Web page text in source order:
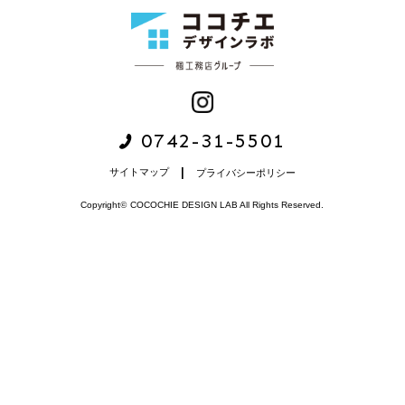
0742-31-5501
サイトマップ プライバシーポリシー
Copyright© COCOCHIE DESIGN LAB All Rights Reserved.